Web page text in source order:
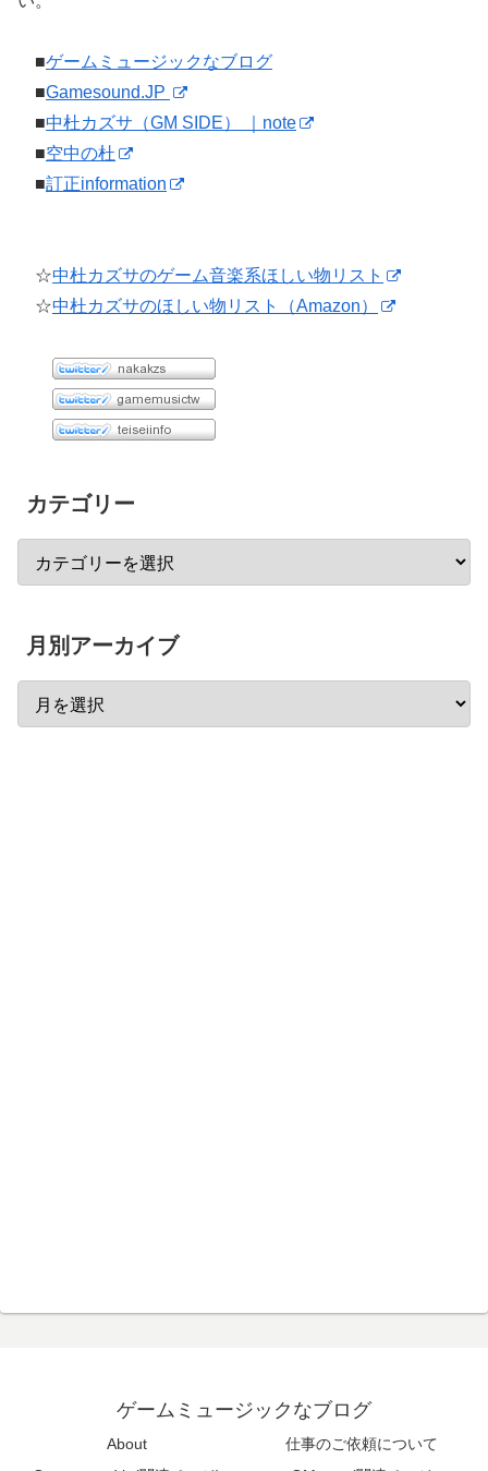
■ゲームミュージックなブログ
■Gamesound.JP
■中杜カズサ（GM SIDE） ｜note
■空中の杜
■訂正information
☆中杜カズサのゲーム音楽系ほしい物リスト
☆中杜カズサのほしい物リスト（Amazon）
カテゴリー
月別アーカイブ
ゲームミュージックなブログ
About
仕事のご依頼について